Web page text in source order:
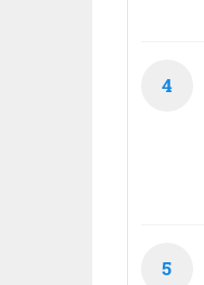
4
5